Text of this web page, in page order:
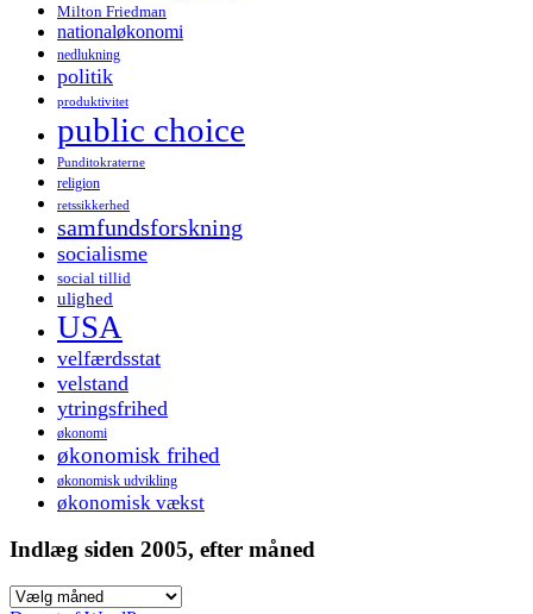
Milton Friedman
nationaløkonomi
nedlukning
politik
produktivitet
public choice
Punditokraterne
religion
retssikkerhed
samfundsforskning
socialisme
social tillid
ulighed
USA
velfærdsstat
velstand
ytringsfrihed
økonomi
økonomisk frihed
økonomisk udvikling
økonomisk vækst
Indlæg siden 2005, efter måned
Indlæg